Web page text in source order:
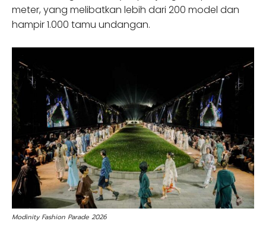
meter, yang melibatkan lebih dari 200 model dan
hampir 1.000 tamu undangan.
Modinity Fashion Parade 2026